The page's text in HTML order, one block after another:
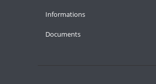
Informations
Documents